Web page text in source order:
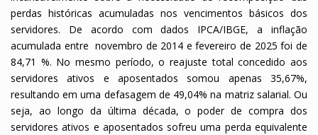
perdas históricas acumuladas nos vencimentos básicos dos
servidores. De acordo com dados IPCA/IBGE, a inflação
acumulada entre novembro de 2014 e fevereiro de 2025 foi de
84,71 %. No mesmo período, o reajuste total concedido aos
servidores ativos e aposentados somou apenas 35,67%,
resultando em uma defasagem de 49,04% na matriz salarial. Ou
seja, ao longo da última década, o poder de compra dos
servidores ativos e aposentados sofreu uma perda equivalente